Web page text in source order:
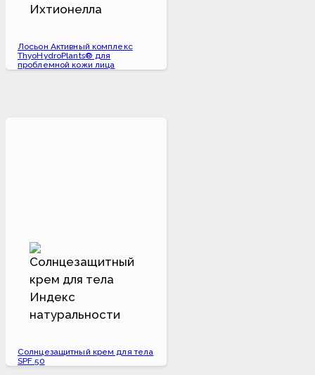
Лосьон Активный комплекс
ThyoHydroPlants® для
проблемной кожи лица
Солнцезащитный крем для тела
SPF 50